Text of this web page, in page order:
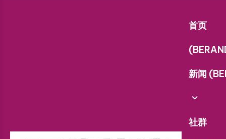
首页
新闻
社群